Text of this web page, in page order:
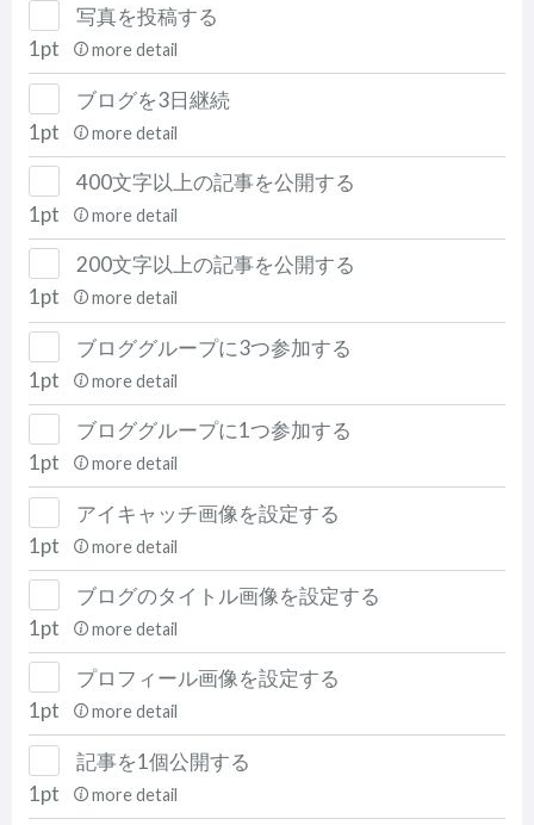
写真を投稿する
1pt
more detail
ブログを3日継続
1pt
more detail
400文字以上の記事を公開する
1pt
more detail
200文字以上の記事を公開する
1pt
more detail
ブロググループに3つ参加する
1pt
more detail
ブロググループに1つ参加する
1pt
more detail
アイキャッチ画像を設定する
1pt
more detail
ブログのタイトル画像を設定する
1pt
more detail
プロフィール画像を設定する
1pt
more detail
記事を1個公開する
1pt
more detail